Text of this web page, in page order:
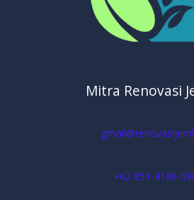
Mitra Renovasi
+62 851-4106-